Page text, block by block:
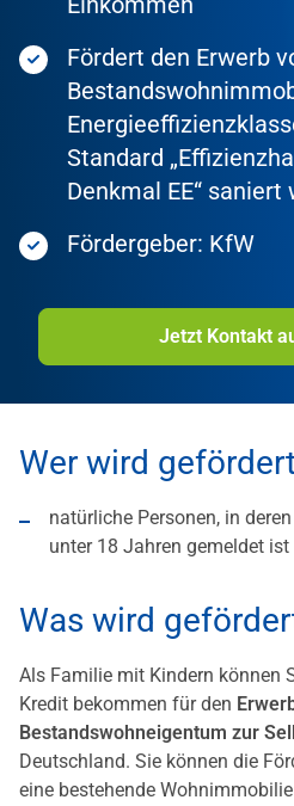
Fördert den Erwerb
Standard
Denkmal EE“ saniert
Fördergeber: KfW
Jetzt Kontakt
Wer wird
natürliche Personen, in
unter 18 Jahren gemeldet ist
Was wird
Als Familie mit Kindern können
Kredit bekommen für den
Bestandswohneigentum zur
Deutschland. Sie können die
eine bestehende